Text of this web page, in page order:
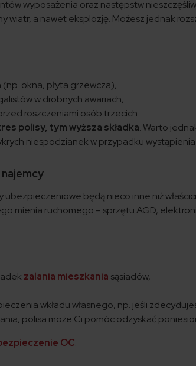
wyposażenia oraz następstw
wiatr, a nawet eksplozję. Możesz jednak
okna, płyta grzewcza),
w drobnych awariach,
roszczeniami osób trzecich.
polisy, tym wyższa składka. Warto
niespodzianek w przypadku
będą nieco inne niż
mienia ruchomego – sprzętu AGD,
zalania mieszkania sąsiadów,
wkładu własnego, np. jeśli
polisa może Ci pomóc odzyskać
OC.